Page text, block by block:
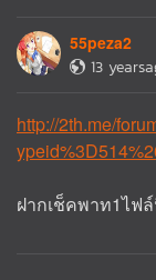
55peza2
13
http://2th.me/
ฝากเช็คพาท1ไฟ